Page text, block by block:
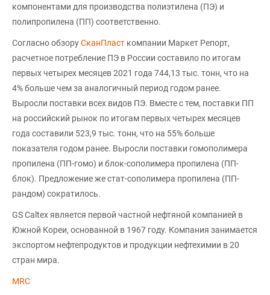
компонентами для производства полиэтилена (ПЭ) и
полипропилена (ПП) соответственно.
Согласно обзоруСканПласт компании Маркет Репорт,
расчетное потребление ПЭ в России составило по итогам
первых четырех месяцев 2021 года 744,13 тыс. тонн, что на
4% больше чем за аналогичный период годом ранее.
Выросли поставки всех видов ПЭ. Вместе с тем, поставки ПП
на российский рынок по итогам первых четырех месяцев
года составили 523,9 тыс. тонн, что на 55% больше
показателя годом ранее. Выросли поставки гомополимера
пропилена (ПП-гомо) и блок-сополимера пропилена (ПП-
блок). Предложение же стат-сополимера пропилена (ПП-
рандом) сократилось.
GS Caltex является первой частной нефтяной компанией в
Южной Кореи, основанной в 1967 году. Компания занимается
экспортом нефтепродуктов и продукции нефтехимии в 20
стран мира.
MRC